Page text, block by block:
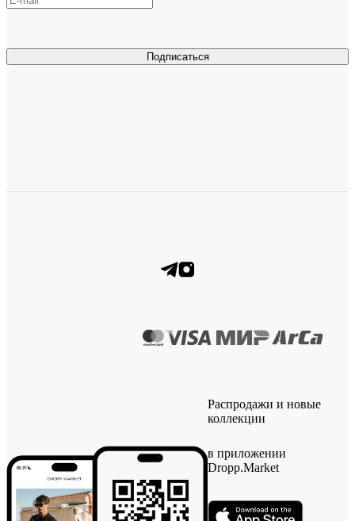
Подписаться
Распродажи и новые
коллекции
в приложении
Dropp.Market